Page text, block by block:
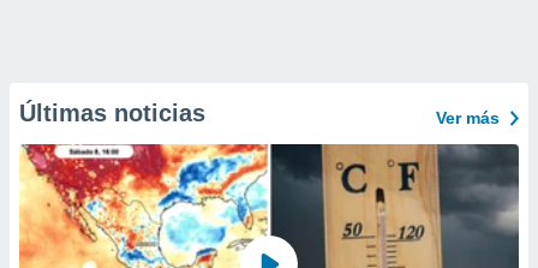
Últimas noticias Ver más